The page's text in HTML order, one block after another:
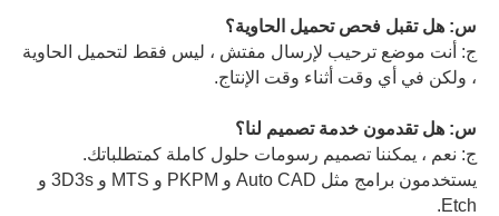
س: هل تقبل فحص تحميل الحاوية؟
ج: أنت موضع ترحيب لإرسال مفتش ، ليس فقط لتحميل الحاوية
، ولكن في أي وقت أثناء وقت الإنتاج.
س: هل تقدمون خدمة تصميم لنا؟
ج: نعم ، يمكننا تصميم رسومات حلول كاملة كمتطلباتك.
يستخدمون برامج مثل Auto CAD و PKPM و MTS و 3D3s و
Etch.